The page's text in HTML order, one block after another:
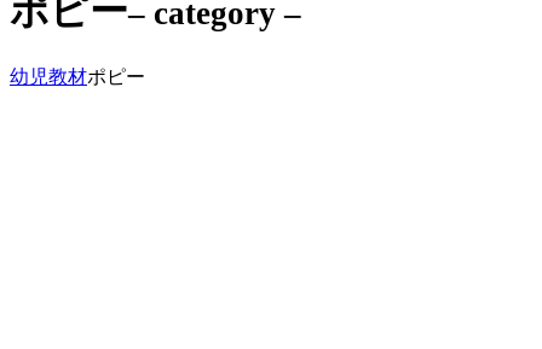
ポピー– category –
幼児教材ポピー